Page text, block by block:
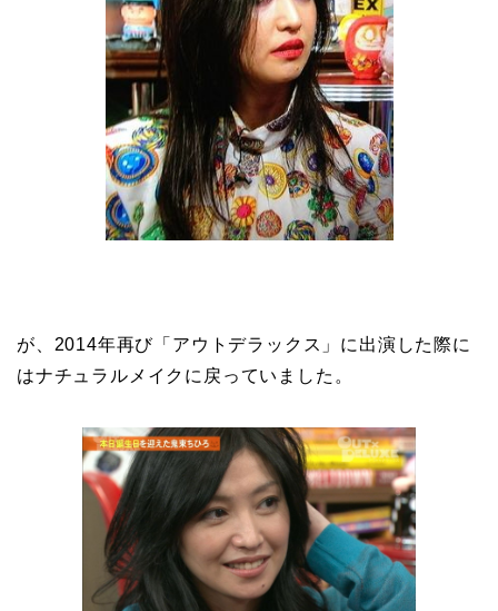
が、2014年再び「アウトデラックス」に出演した際に
はナチュラルメイクに戻っていました。